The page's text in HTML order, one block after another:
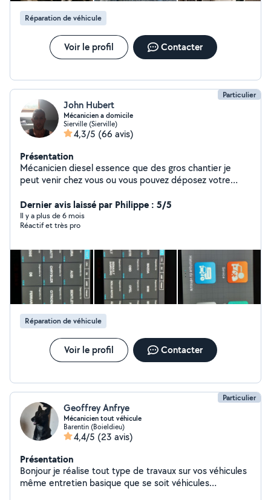
Réparation de véhicule
Voir le profil Contacter
Particulier
John Hubert
Mécanicien a domicile
Sierville (Sierville)
4,3/5 (66 avis)
Présentation
Mécanicien diesel essence que des gros chantier je
peut venir chez vous ou vous pouvez déposez votre
(Réparation et entretien de camping-car frigo panneaux
solaire etc...) conversion ethanol selon modèle de
véhicule
Dernier avis laissé par Philippe : 5/5
Il y a plus de 6 mois
Réactif et très pro
Réparation de véhicule
Voir le profil Contacter
Particulier
Geoffrey Anfrye
Mécanicien tout véhicule
Barentin (Boieldieu)
4,4/5 (23 avis)
Présentation
Bonjour je réalise tout type de travaux sur vos véhicules
même entretien basique que se soit véhicules